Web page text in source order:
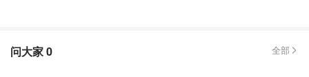
问大家0 全部